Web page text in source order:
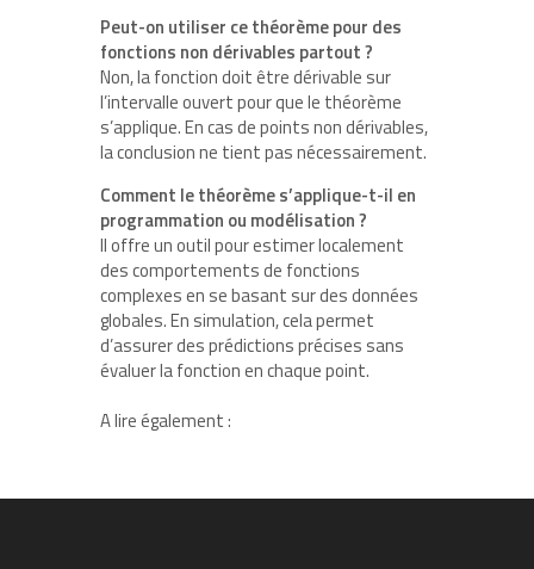
Peut-on utiliser ce théorème pour des
fonctions non dérivables partout ?
Non, la fonction doit être dérivable sur
l’intervalle ouvert pour que le théorème
s’applique. En cas de points non dérivables,
la conclusion ne tient pas nécessairement.
Comment le théorème s’applique-t-il en
programmation ou modélisation ?
Il offre un outil pour estimer localement
des comportements de fonctions
complexes en se basant sur des données
globales. En simulation, cela permet
d’assurer des prédictions précises sans
évaluer la fonction en chaque point.
A lire également :